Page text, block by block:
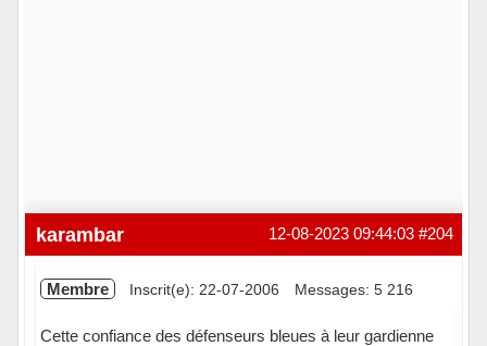
#204
12-08-2023 09:44:03
karambar
Membre Inscrit(e): 22-07-2006 Messages: 5 216
Cette confiance des défenseurs bleues à leur gardienne